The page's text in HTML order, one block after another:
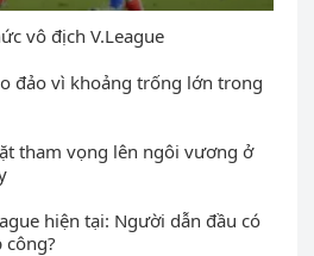
vô địch V.League
đảo vì khoảng trống lớn trong
tham vọng lên ngôi vương ở
hiện tại: Người dẫn đầu có
công?